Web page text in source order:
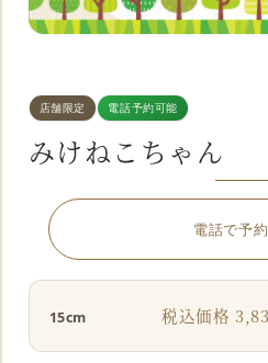
店舗限定 電話予約可能
みけねこちゃん
電話で予
15cm 税込価格